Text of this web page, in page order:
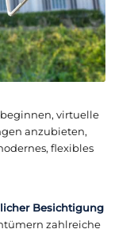
virtuelle
anzubieten,
flexibles
Besichtigung
zahlreiche